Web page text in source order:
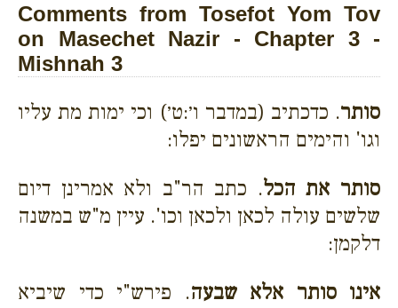
Comments from Tosefot Yom Tov
on Masechet Nazir - Chapter 3 -
Mishnah 3
סותר. כדכתיב (במדבר ו׳:ט׳) וכי ימות מת עליו
וגו' והימים הראשונים יפלו:
סותר את הכל. כתב הר"ב ולא אמרינן דיום
שלשים עולה לכאן ולכאן וכו'. עיין מ"ש במשנה
דלקמן:
אינו סותר אלא שבעה. פירש"י כדי שיביא